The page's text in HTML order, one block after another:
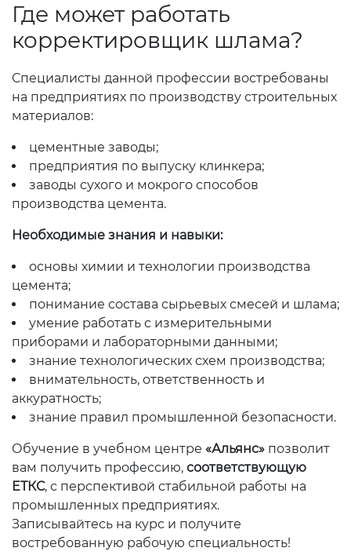
Где может работать
корректировщик шлама?
Специалисты данной профессии востребованы
на предприятиях по производству строительных
материалов:
цементные заводы;
предприятия по выпуску клинкера;
заводы сухого и мокрого способов
производства цемента.
Необходимые знания и навыки:
основы химии и технологии производства
цемента;
понимание состава сырьевых смесей и шлама;
умение работать с измерительными
приборами и лабораторными данными;
знание технологических схем производства;
внимательность, ответственность и
аккуратность;
знание правил промышленной безопасности.
Обучение в учебном центре «Альянс» позволит
вам получить профессию, соответствующую
ЕТКС, с перспективой стабильной работы на
промышленных предприятиях.
Записывайтесь на курс и получите
востребованную рабочую специальность!